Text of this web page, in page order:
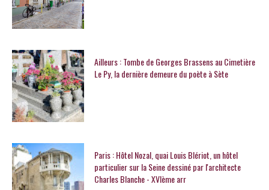
Ailleurs : Tombe de Georges Brassens au Cimetière
Le Py, la dernière demeure du poète à Sète
Paris : Hôtel Nozal, quai Louis Blériot, un hôtel
particulier sur la Seine dessiné par l'architecte
Charles Blanche - XVIème arr